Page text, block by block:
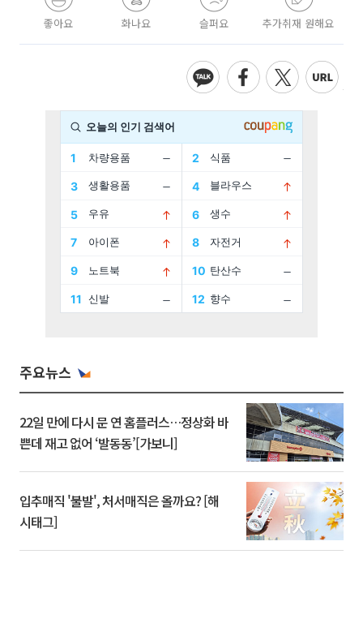
좋아요 화나요 슬퍼요 추가취재 원해요
주요뉴스
22일 만에 다시 문 연 홈플러스…정상화 바
쁜데 재고 없어 ‘발동동’[가보니]
입추매직 '불발', 처서매직은 올까요? [해
시태그]